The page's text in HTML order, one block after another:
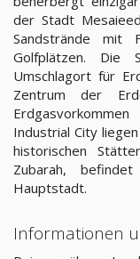
der Stadt
Sandstrände mit
Golfplätzen. Die
Umschlagort für
Zentrum der
Industrial City
historischen
Zubarah,
Hauptstadt.
Informationen